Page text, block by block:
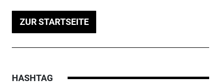
ZUR STARTSEITE
HASHTAG